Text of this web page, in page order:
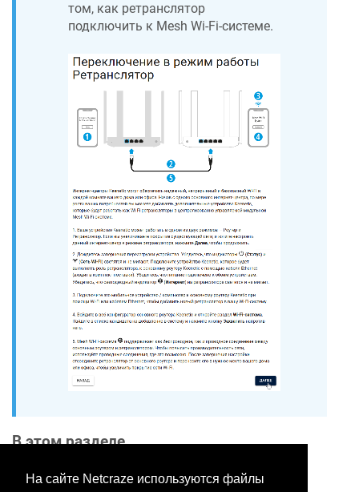
На сайте Netcraze используются файлы
том, как ретранслятор
подключить к Mesh Wi-Fi-системе.
В этом разделе